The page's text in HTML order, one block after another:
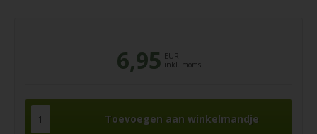
6,95 EUR
inkl. moms